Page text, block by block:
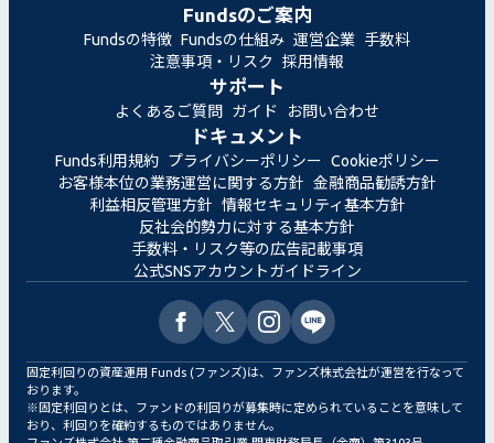
Fundsのご案内
Fundsの特徴 Fundsの仕組み 運営企業 手数料
注意事項・リスク
採用情報
サポート
よくあるご質問 ガイド お問い合わせ
ドキュメント
Funds利用規約 プライバシーポリシー Cookieポリシー
お客様本位の業務運営に関する方針 金融商品勧誘方針
利益相反管理方針 情報セキュリティ基本方針
反社会的勢力に対する基本方針
手数料・リスク等の広告記載事項
公式SNSアカウントガイドライン
固定利回りの資産運用 Funds (ファンズ)は、ファンズ株式会社が運営を行なって
おります。
※固定利回りとは、ファンドの利回りが募集時に定められていることを意味して
おり、利回りを確約するものではありません。